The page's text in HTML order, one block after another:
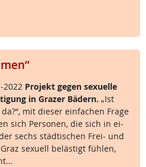
2022 Pro­jekt ge­gen se­xu­el­le
in Gra­zer Bä­d­ern. „Ist
da?“, mit die­ser ein­fa­chen Fra­ge
sich Per­so­nen, die sich in ei­
sechs städ­ti­schen Frei- und
se­xu­ell be­läs­t­igt füh­len,